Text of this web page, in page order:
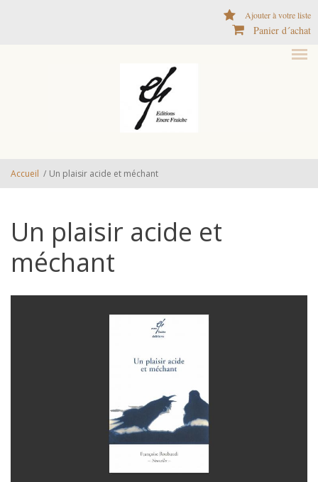
Ajouter à votre liste
Panier d´achat
Accueil / Un plaisir acide et méchant
Un plaisir acide et
méchant